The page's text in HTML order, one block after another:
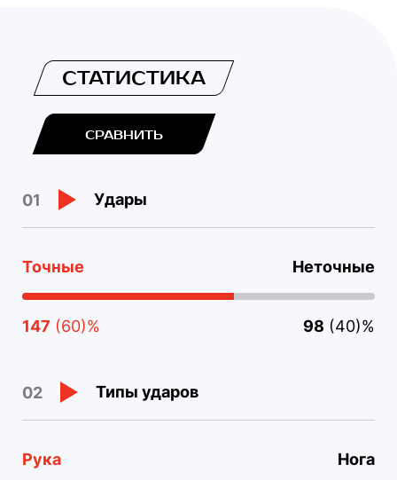
СТАТИСТИКА
СРАВНИТЬ
01 Удары
Точные Неточные
147 (60)% 98 (40)%
02 Типы ударов
Рука Нога